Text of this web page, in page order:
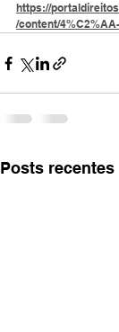
https://
/content/
Posts recentes